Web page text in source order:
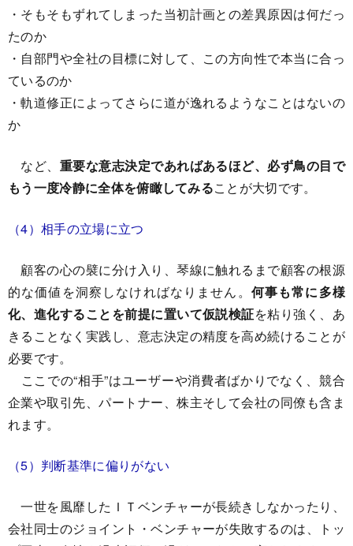
・そもそもずれてしまった当初計画との差異原因は何だっ
たのか
・自部門や全社の目標に対して、この方向性で本当に合っ
ているのか
・軌道修正によってさらに道が逸れるようなことはないの
か
など、 重要な意志決定であればあるほど、必ず鳥の目で
もう一度冷静に全体を俯瞰してみることが大切です。
（4）相手の立場に立つ
顧客の心の襞に分け入り、琴線に触れるまで顧客の根源
的な価値を洞察しなければなりません。 何事も常に多様
化、進化することを前提に置いて仮説検証を粘り強く、あ
きることなく実践し、意志決定の精度を高め続けることが
必要です。
ここでの“相手”はユーザーや消費者ばかりでなく、競合
企業や取引先、パートナー、株主そして会社の同僚も含ま
れます。
（5）判断基準に偏りがない
一世を風靡したＩＴベンチャーが長続きしなかったり、
会社同士のジョイント・ベンチャーが失敗するのは、トッ